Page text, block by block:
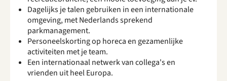
Dagelijks je talen gebruiken in een internationale
omgeving, met Nederlands sprekend
parkmanagement.
Personeelskorting op horeca en gezamenlijke
activiteiten met je team.
Een internationaal netwerk van collega's en
vrienden uit heel Europa.